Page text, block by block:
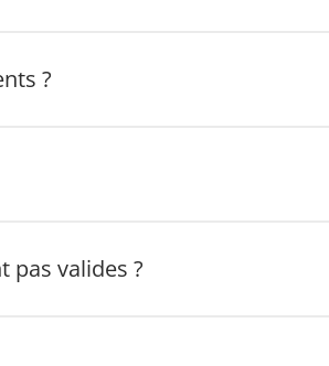
?
valides ?